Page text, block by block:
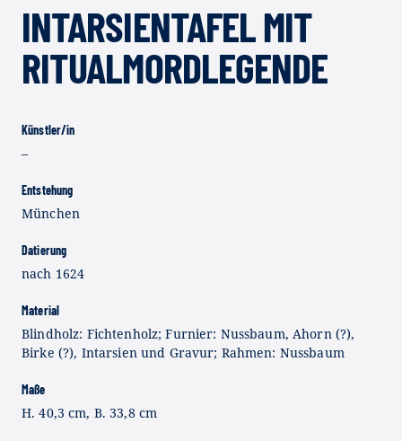
INTARSIENTAFEL MIT
RITUALMORDLEGENDE
Künstler/in
–
Entstehung
München
Datierung
nach 1624
Material
Blindholz: Fichtenholz; Furnier: Nussbaum, Ahorn (?),
Birke (?), Intarsien und Gravur; Rahmen: Nussbaum
Maße
H. 40,3 cm, B. 33,8 cm